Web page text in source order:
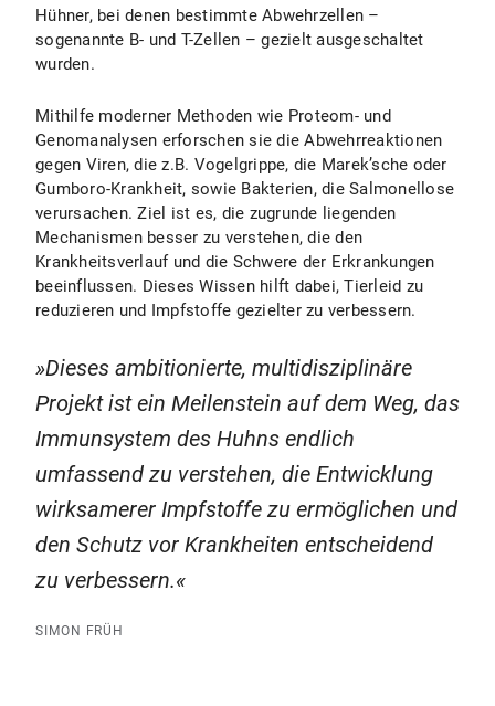
Hühner, bei denen bestimmte Abwehrzellen –
sogenannte B- und T-Zellen – gezielt ausgeschaltet
wurden.
Mithilfe moderner Methoden wie Proteom- und
Genomanalysen erforschen sie die Abwehrreaktionen
gegen Viren, die z.B. Vogelgrippe, die Marek’sche oder
Gumboro-Krankheit, sowie Bakterien, die Salmonellose
verursachen. Ziel ist es, die zugrunde liegenden
Mechanismen besser zu verstehen, die den
Krankheitsverlauf und die Schwere der Erkrankungen
beeinflussen. Dieses Wissen hilft dabei, Tierleid zu
reduzieren und Impfstoffe gezielter zu verbessern.
Dieses ambitionierte, multidisziplinäre
Projekt ist ein Meilenstein auf dem Weg, das
Immunsystem des Huhns endlich
umfassend zu verstehen, die Entwicklung
wirksamerer Impfstoffe zu ermöglichen und
den Schutz vor Krankheiten entscheidend
zu verbessern.
SIMON FRÜH